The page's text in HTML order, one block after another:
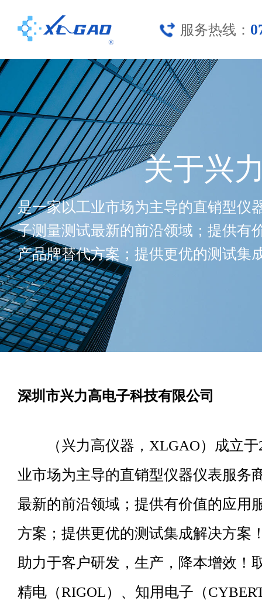
服务热线：
关于兴
是一家以工业市场为主导的直销型仪
子测量测试最新的前沿领域；提供有
产品牌替代方案；提供更优的测试集
深圳市兴力高电子科技有限公司
（兴力高仪器，XLGAO）成立
业市场为主导的直销型仪器仪表服务
最新的前沿领域；提供有价值的应用
方案；提供更优的测试集成解决方案
助力于客户研发，生产，降本增效！
精电（RIGOL）、知用电子（